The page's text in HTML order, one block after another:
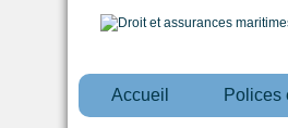
Accueil Polices